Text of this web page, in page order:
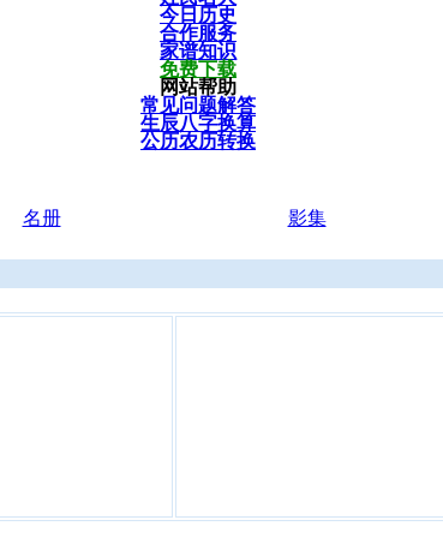
今日历史
合作服务
家谱知识
免费下载
网站帮助
常见问题解答
生辰八字换算
公历农历转换
名册 影集